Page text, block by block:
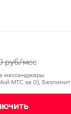
руб/мес
мессенджеры
МТС за 0), Безлимит